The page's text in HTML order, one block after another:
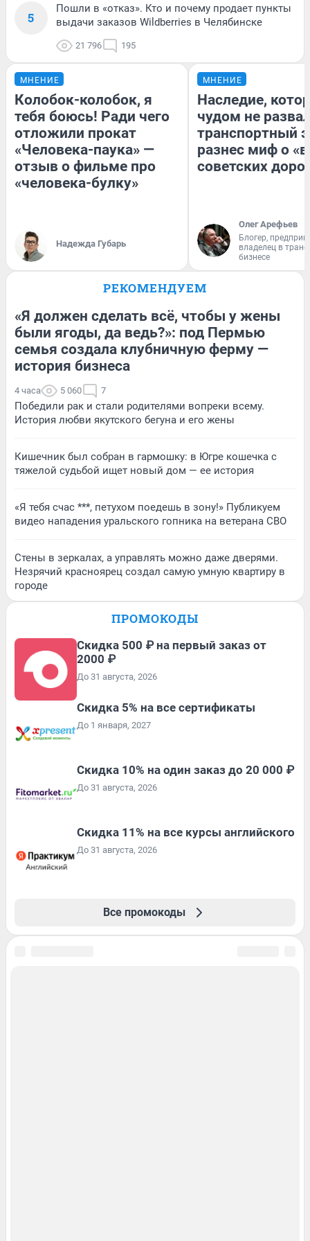
5
Пошли в «отказ». Кто и почему продает пункты
выдачи заказов Wildberries в Челябинске
21 796 195
МНЕНИЕ
Колобок-колобок, я
тебя боюсь! Ради чего
отложили прокат
«Человека-паука» —
отзыв о фильме про
«человека-булку»
Надежда Губарь
МНЕНИЕ
Наследие,
чудом не
транспортный
разнес миф о
советских
Олег Арефьев
Блогер,
владелец в
бизнесе
РЕКОМЕНДУЕМ
«Я должен сделать всё, чтобы у жены
были ягоды, да ведь?»: под Пермью
семья создала клубничную ферму —
история бизнеса
4 часа 5 060 7
Победили рак и стали родителями вопреки всему.
История любви якутского бегуна и его жены
Кишечник был собран в гармошку: в Югре кошечка с
тяжелой судьбой ищет новый дом — ее история
«Я тебя счас ***, петухом поедешь в зону!» Публикуем
видео нападения уральского гопника на ветерана СВО
Стены в зеркалах, а управлять можно даже дверями.
Незрячий красноярец создал самую умную квартиру в
городе
ПРОМОКОДЫ
Скидка 500 ₽ на первый заказ от
2000 ₽
До 31 августа, 2026
Скидка 5% на все сертификаты
До 1 января, 2027
Скидка 10% на один заказ до 20 000 ₽
До 31 августа, 2026
Скидка 11% на все курсы английского
До 31 августа, 2026
Все промокоды